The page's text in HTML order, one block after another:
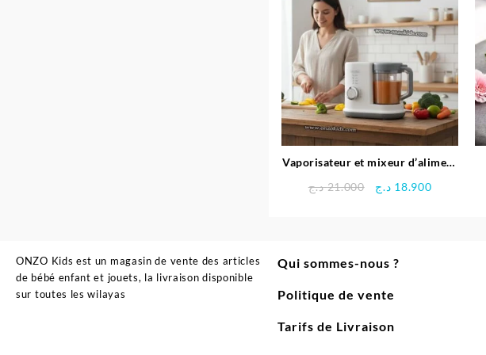
Vaporisateur et mixeur d’aliment
21.000 د.ج
Le
18.900 د.ج
Le
ONZO Kids est un magasin de vente des articles
de bébé enfant et jouets, la livraison disponible
sur toutes les wilayas
Qui sommes-nous ?
Politique de vente
Tarifs de Livraison